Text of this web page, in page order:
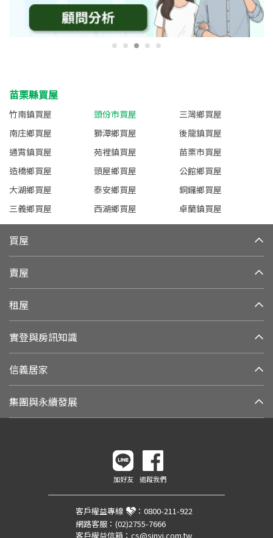
苗栗縣買屋
竹南鎮買屋 頭份市買屋
三灣鄉買屋
南庄鄉買屋
獅潭鄉買屋
後龍鎮買屋
通霄鎮買屋
苑裡鎮買屋
苗栗市買屋
造橋鄉買屋
頭屋鄉買屋
公館鄉買屋
大湖鄉買屋
泰安鄉買屋
銅鑼鄉買屋
三義鄉買屋
西湖鄉買屋 卓蘭鎮買屋
買屋
賣屋
租屋
實登與房訊知識
信義居家
集團與永續發展
加好友 追蹤我們
客戶權益專線 ： 0800-211-922
網路客服： (02)2755-7666
客戶權益信箱： cs@sinyi.com.tw